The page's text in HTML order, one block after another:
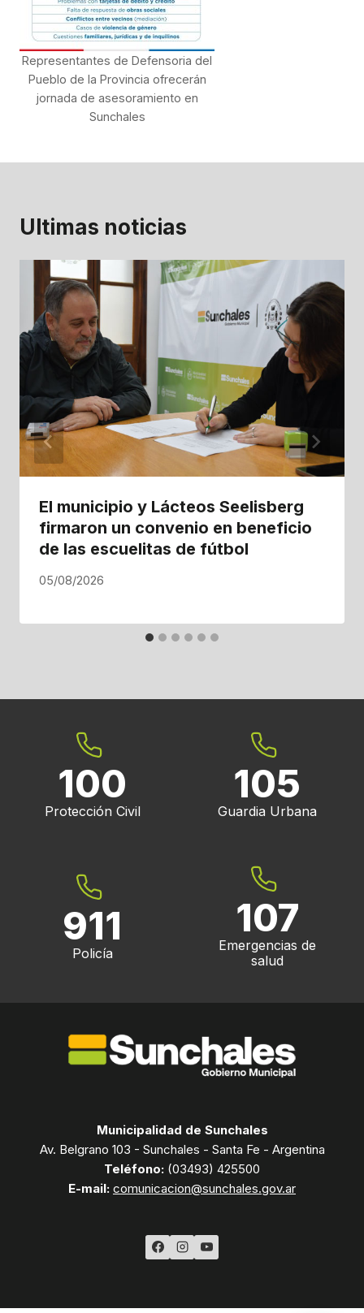
Representantes de Defensoria del
Pueblo de la Provincia ofrecerán
jornada de asesoramiento en
Sunchales
Ultimas noticias
El municipio y Lácteos Seelisberg
firmaron un convenio en beneficio
de las escuelitas de fútbol
05/08/2026
100
Protección Civil
105
Guardia Urbana
911
Policía
107
Emergencias de
salud
Municipalidad de Sunchales
Av. Belgrano 103 - Sunchales - Santa Fe - Argentina
Teléfono: (03493) 425500
E-mail: comunicacion@sunchales.gov.ar